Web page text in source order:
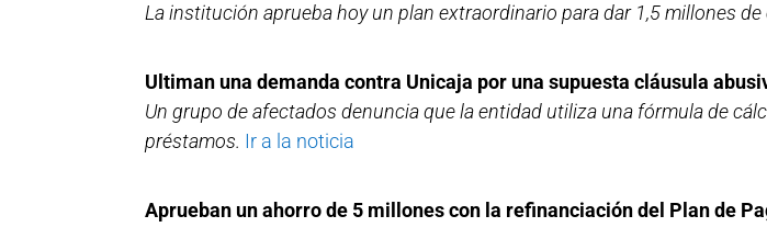
La institución aprueba hoy un plan extraordinario para dar 1,5 millones
Ultiman una demanda contra Unicaja por una supuesta cláusula
Un grupo de afectados denuncia que la entidad utiliza una fórmula de
préstamos. Ir a la noticia
Aprueban un ahorro de 5 millones con la refinanciación del Plan de